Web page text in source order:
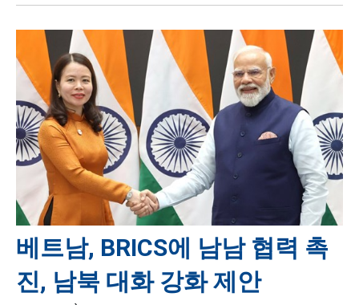
베트남, BRICS에 남남 협력 촉
진, 남북 대화 강화 제안